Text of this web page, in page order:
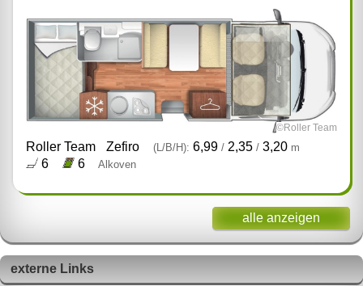
©Roller Team
Roller Team Zefiro (L/B/H): 6,99 /2,35 /3,20 m
6 6 Alkoven
alle anzeigen
externe Links